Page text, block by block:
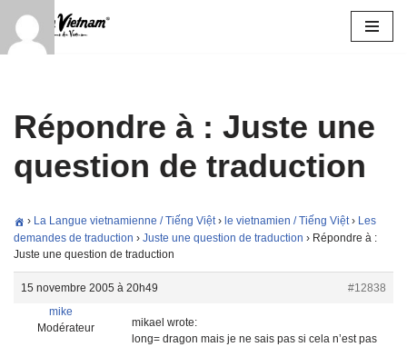
Aller
Répondre à : Juste une
question de traduction
› La Langue vietnamienne / Tiếng Việt › le vietnamien / Tiếng Việt › Les
demandes de traduction › Juste une question de traduction › Répondre à :
Juste une question de traduction
15 novembre 2005 à 20h49
#12838
mike
Modérateur
mikael wrote:
long= dragon mais je ne sais pas si cela n’est pas